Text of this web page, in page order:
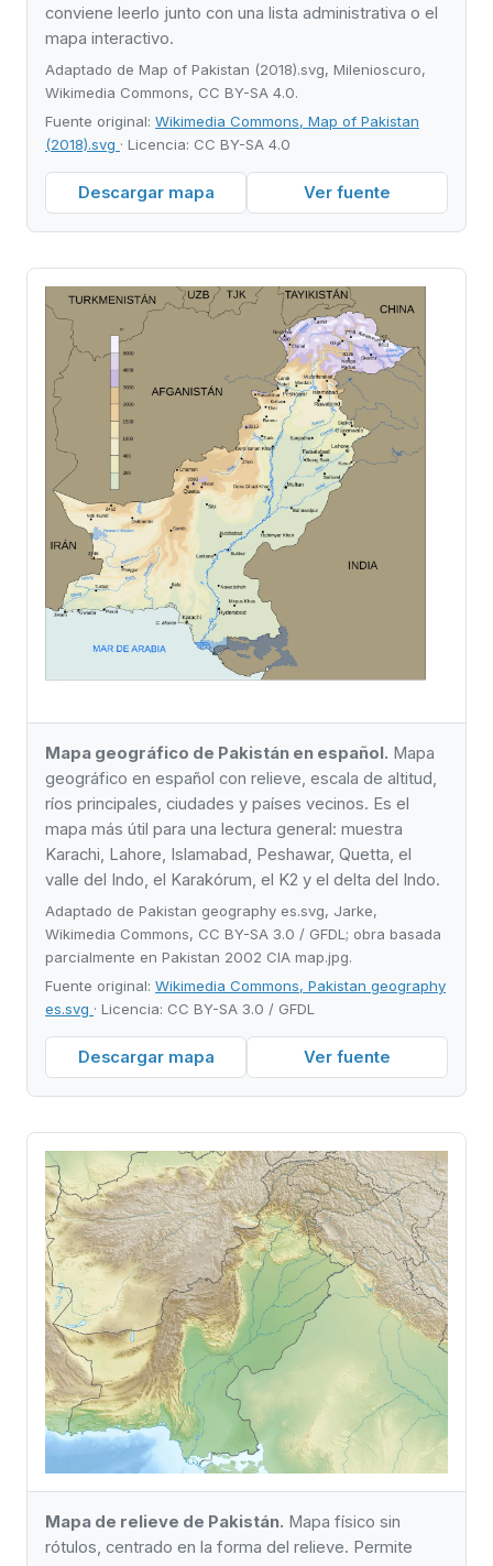
conviene leerlo junto con una lista administrativa o el
mapa interactivo.
Adaptado de Map of Pakistan (2018).svg, Milenioscuro,
Wikimedia Commons, CC BY-SA 4.0.
Fuente original: Wikimedia Commons, Map of Pakistan
(2018).svg · Licencia: CC BY-SA 4.0
Descargar mapa Ver fuente
Mapa geográfico de Pakistán en español. Mapa
geográfico en español con relieve, escala de altitud,
ríos principales, ciudades y países vecinos. Es el
mapa más útil para una lectura general: muestra
Karachi, Lahore, Islamabad, Peshawar, Quetta, el
valle del Indo, el Karakórum, el K2 y el delta del Indo.
Adaptado de Pakistan geography es.svg, Jarke,
Wikimedia Commons, CC BY-SA 3.0 / GFDL; obra basada
parcialmente en Pakistan 2002 CIA map.jpg.
Fuente original: Wikimedia Commons, Pakistan geography
es.svg · Licencia: CC BY-SA 3.0 / GFDL
Descargar mapa Ver fuente
Mapa de relieve de Pakistán. Mapa físico sin
rótulos, centrado en la forma del relieve. Permite